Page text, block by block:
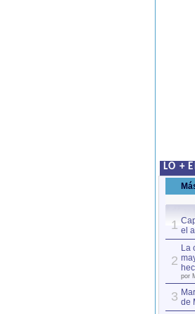
LO +
1 el
2
La
por
3 de